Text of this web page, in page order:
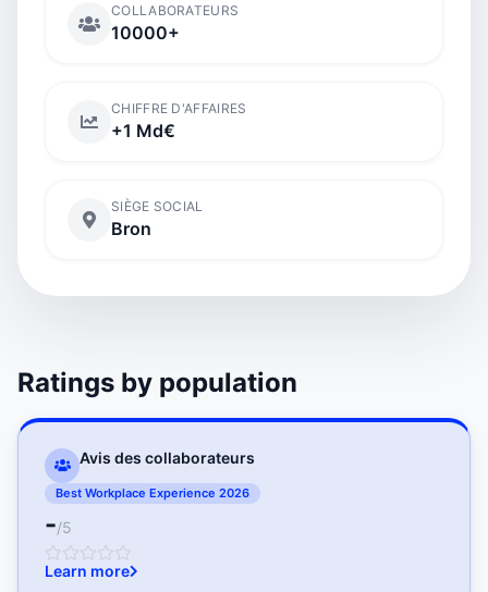
COLLABORATEURS
10000+
CHIFFRE D'AFFAIRES
+1 Md€
SIÈGE SOCIAL
Bron
Ratings by population
Avis des collaborateurs
Best Workplace Experience 2026
-/5
Learn more